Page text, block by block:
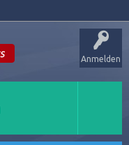
Anmelden